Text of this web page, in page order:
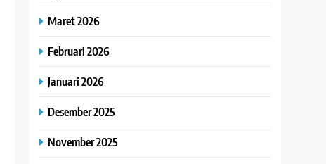
Maret 2026
Februari 2026
Januari 2026
Desember 2025
November 2025